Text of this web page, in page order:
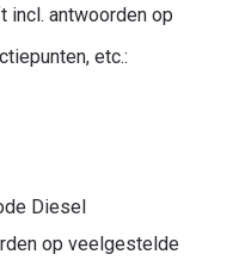
incl. antwoorden op
etc.:
Diesel
op veelgestelde